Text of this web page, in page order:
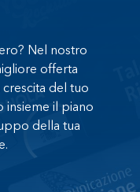
Nel nostro
offerta
del tuo
insieme il piano
della tua